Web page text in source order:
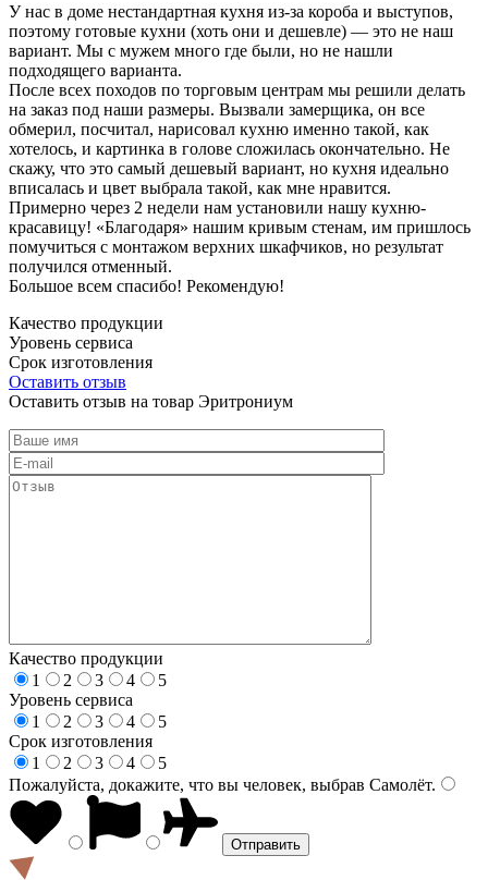
У нас в доме нестандартная кухня из-за короба и выступов,
поэтому готовые кухни (хоть они и дешевле) — это не наш
вариант. Мы с мужем много где были, но не нашли
подходящего варианта.
После всех походов по торговым центрам мы решили делать
на заказ под наши размеры. Вызвали замерщика, он все
обмерил, посчитал, нарисовал кухню именно такой, как
хотелось, и картинка в голове сложилась окончательно. Не
скажу, что это самый дешевый вариант, но кухня идеально
вписалась и цвет выбрала такой, как мне нравится.
Примерно через 2 недели нам установили нашу кухню-
красавицу! «Благодаря» нашим кривым стенам, им пришлось
помучиться с монтажом верхних шкафчиков, но результат
получился отменный.
Большое всем спасибо! Рекомендую!
Качество продукции
Уровень сервиса
Срок изготовления
Оставить отзыв
Оставить отзыв на товар Эритрониум
Качество продукции
1
2 3 4
5
Уровень сервиса
1
2 3 4
5
Срок изготовления
1
2 3 4
5
Пожалуйста, докажите, что вы человек, выбрав Самолёт.